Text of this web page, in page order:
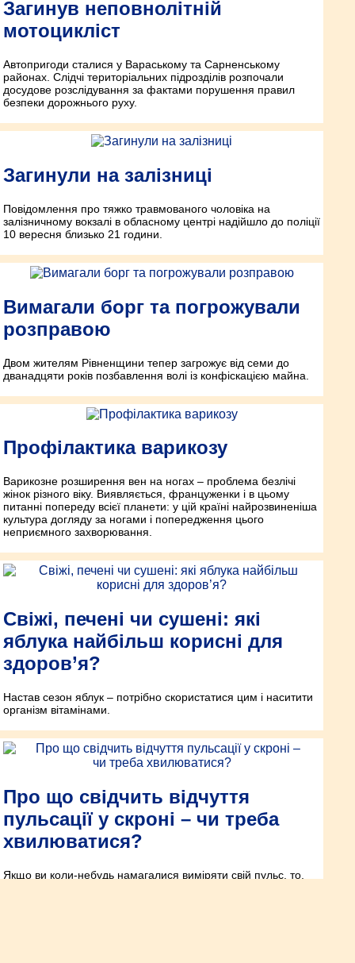
Загинув неповнолітній
мотоцикліст
Автопригоди сталися у Вараському та Сарненському
районах. Слідчі територіальних підрозділів розпочали
досудове розслідування за фактами порушення правил
безпеки дорожнього руху.
Загинули на залізниці
Повідомлення про тяжко травмованого чоловіка на
залізничному вокзалі в обласному центрі надійшло до поліції
10 вересня близько 21 години.
Вимагали борг та погрожували
розправою
Двом жителям Рівненщини тепер загрожує від семи до
дванадцяти років позбавлення волі із конфіскацією майна.
Профілактика варикозу
Варикозне розширення вен на ногах – проблема безлічі
жінок різного віку. Виявляється, француженки і в цьому
питанні попереду всієї планети: у цій країні найрозвиненіша
культура догляду за ногами і попередження цього
неприємного захворювання.
Свіжі, печені чи сушені: які
яблука найбільш корисні для
здоров’я?
Настав сезон яблук – потрібно скористатися цим і наситити
організм вітамінами.
Про що свідчить відчуття
пульсації у скроні – чи треба
хвилюватися?
Якщо ви коли-небудь намагалися виміряти свій пульс, то,